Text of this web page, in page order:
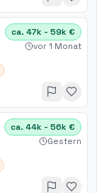
ca. 47k - 59k €
vor 1 Monat
ca. 44k - 56k €
Gestern